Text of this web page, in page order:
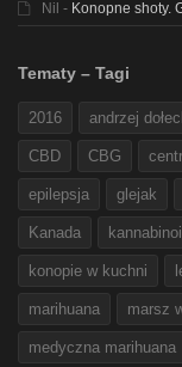
Nil - Konopne shoty.
Tematy – Tagi
2016 andrzej
CBD CBG
epilepsja glejak
Kanada
konopie w kuchni
marihuana marsz
medyczna marihuana